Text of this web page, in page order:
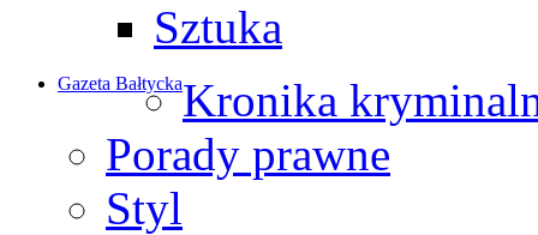
Sztuka
Gazeta BałtyckaKronika
Porady prawne
Styl